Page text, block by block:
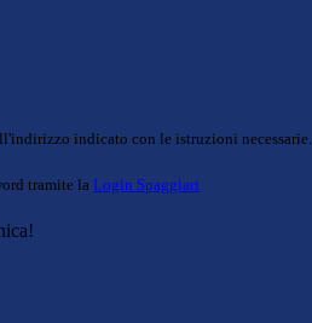
indicato con le istruzioni necessarie.
tramite la Login Spaggiari